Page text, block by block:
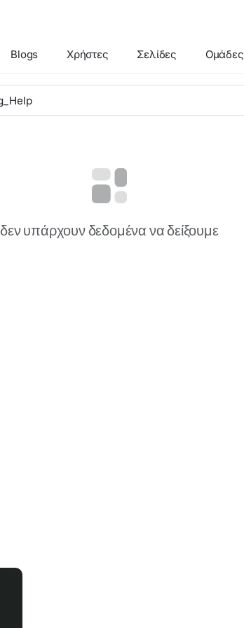
Blogs Χρήστες Σελίδες Ομάδες
δεν υπάρχουν δεδομένα να δείξουμε